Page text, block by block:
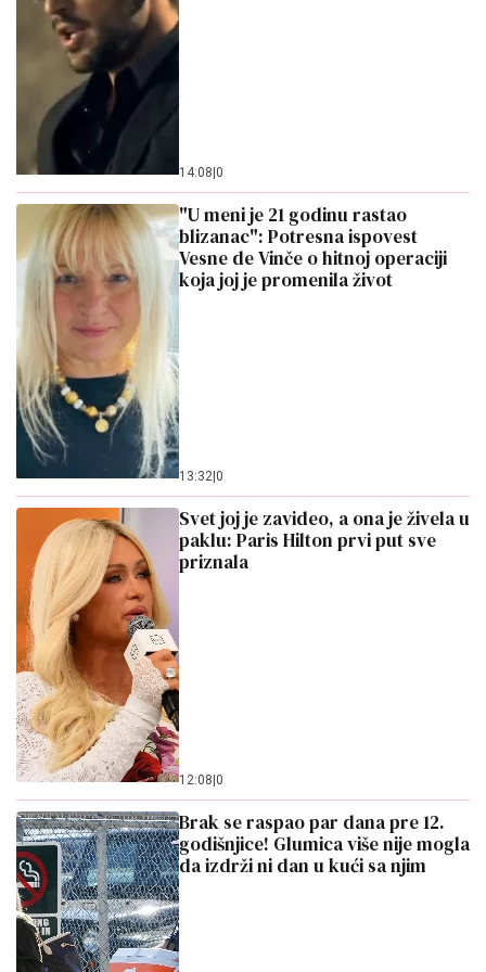
14:08|0
"U meni je 21 godinu rastao
blizanac": Potresna ispovest
Vesne de Vinče o hitnoj operaciji
koja joj je promenila život
13:32|0
Svet joj je zavideo, a ona je živela u
paklu: Paris Hilton prvi put sve
priznala
12:08|0
Brak se raspao par dana pre 12.
godišnjice! Glumica više nije mogla
da izdrži ni dan u kući sa njim